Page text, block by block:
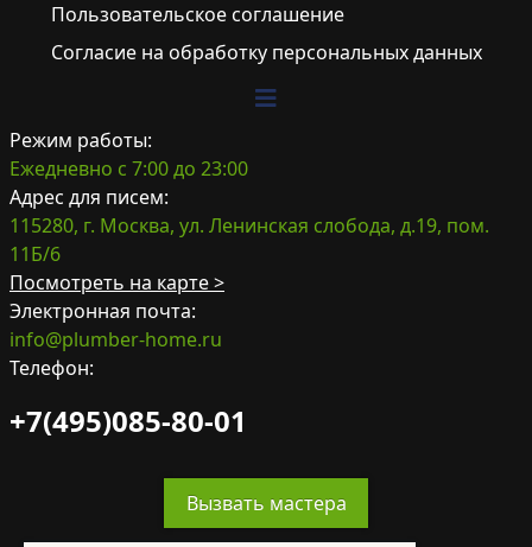
Пользовательское соглашение
Согласие на обработку персональных данных
Режим работы:
Ежедневно с 7:00 до 23:00
Адрес для писем:
115280, г. Москва, ул. Ленинская слобода, д.19, пом.
11Б/6
Посмотреть на карте >
Электронная почта:
info@plumber-home.ru
Телефон:
+7(495)085-80-01
Вызвать мастера